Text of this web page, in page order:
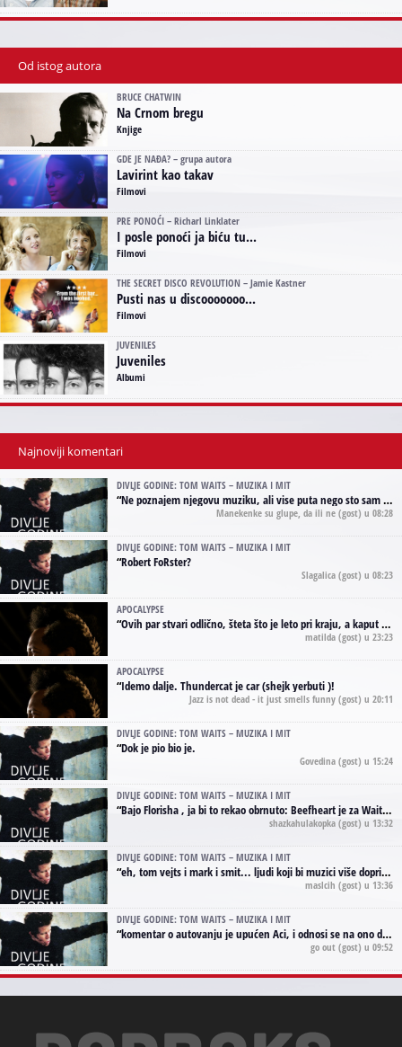
Od istog autora
BRUCE CHATWIN
Na Crnom bregu
Knjige
GDE JE NAĐA? – grupa autora
Lavirint kao takav
Filmovi
PRE PONOĆI – Richarl Linklater
I posle ponoći ja biću tu...
Filmovi
THE SECRET DISCO REVOLUTION – Jamie Kastner
Pusti nas u discooooooo...
Filmovi
JUVENILES
Juveniles
Albumi
Najnoviji komentari
DIVLJE GODINE: TOM WAITS – MUZIKA I MIT
“Ne poznajem njegovu muziku, ali vise puta nego sto sam to zazeleo gledao sam njegove umjetnicke slike na raznim stranama interneta. Te stoga zakljucujem da je Tom Waits Lady Gaga muzike namrstenih, ma
Manekenke su glupe, da ili ne (gost) u 08:28
DIVLJE GODINE: TOM WAITS – MUZIKA I MIT
“Robert FoRster?
Slagalica (gost) u 08:23
APOCALYPSE
“Ovih par stvari odlično, šteta što je leto pri kraju, a kaput koji te vervoatno podseća na pirotski ćilim je iz tradicije Navaho indijanaca ;)
matilda (gost) u 23:23
APOCALYPSE
“Idemo dalje. Thundercat je car (shejk yerbuti )!
Jazz is not dead - it just smells funny (gost) u 20:11
DIVLJE GODINE: TOM WAITS – MUZIKA I MIT
“Dok je pio bio je.
Govedina (gost) u 15:24
DIVLJE GODINE: TOM WAITS – MUZIKA I MIT
“Bajo Florisha , ja bi to rekao obrnuto: Beefheart je za Waitsa, isto sto i Hendrix za Lenny Kravitza
shazkahulakopka (gost) u 13:32
DIVLJE GODINE: TOM WAITS – MUZIKA I MIT
“eh, tom vejts i mark i smit... ljudi koji bi muzici više doprineli da su radili kao vozači tramvaja u gsp-u.
maslcih (gost) u 13:36
DIVLJE GODINE: TOM WAITS – MUZIKA I MIT
“komentar o autovanju je upućen Aci, i odnosi se na ono drugo autovanje...'senzualnost Waitsa' ;)
go out (gost) u 09:52